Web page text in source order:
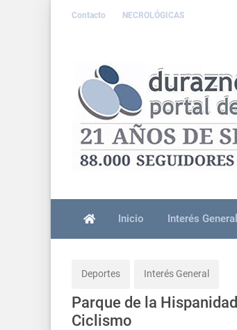
Contacto NECROLÓGICAS
Inicio Interés General
Deportes Interés General
Parque de la
Ciclismo